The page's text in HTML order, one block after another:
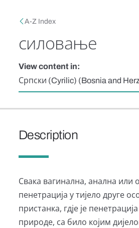
Breadcrumb
A-Z Index
силовање
View content in:
Српски (Cyrilic) (Bosnia and
Description
Свака вагинална, анална или
пенетрација у тијело друге
пристанка, гдје је
природе, са било којим